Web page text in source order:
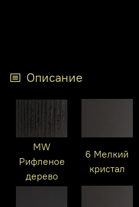
Описание
MW
Рифленое
дерево
6 Мелкий
кристал